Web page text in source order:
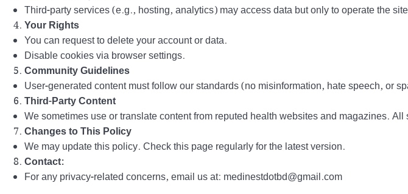
Third-party services (e.g., hosting, analytics) may access data but only to operate the
Your Rights
You can request to delete your account or data.
Disable cookies via browser settings.
Community Guidelines
User-generated content must follow our standards (no misinformation, hate speech, or
Third-Party Content
We sometimes use or translate content from reputed health websites and magazines.
Changes to This Policy
We may update this policy. Check this page regularly for the latest version.
Contact:
For any privacy-related concerns, email us at: medinestdotbd@gmail.com